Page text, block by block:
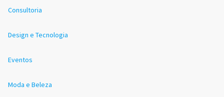
Consultoria
Design e Tecnologia
Eventos
Moda e Beleza